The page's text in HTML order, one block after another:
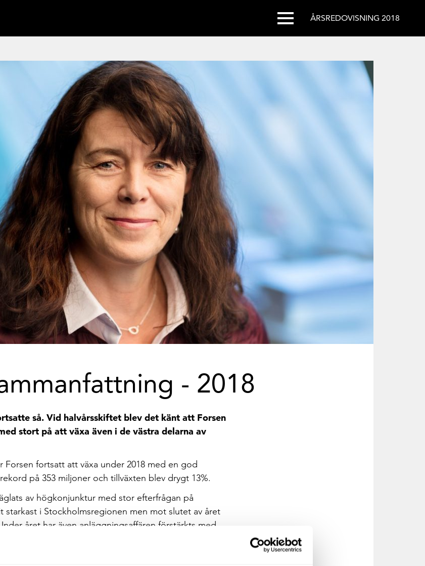
ÅRSREDOVISNING 2018
- 2018
så. Vid halvårsskiftet blev det känt att Forsen
stort på att växa även i de västra delarna av
fortsatt att växa under 2018 med en god
på 353 miljoner och tillväxten blev drygt 13%.
av högkonjunktur med stor efterfrågan på
starkast i Stockholmsregionen men mot slutet av året
året har även anläggningsaffären förstärkts med
på ett fortsatt stort förtroende och NPS (Net